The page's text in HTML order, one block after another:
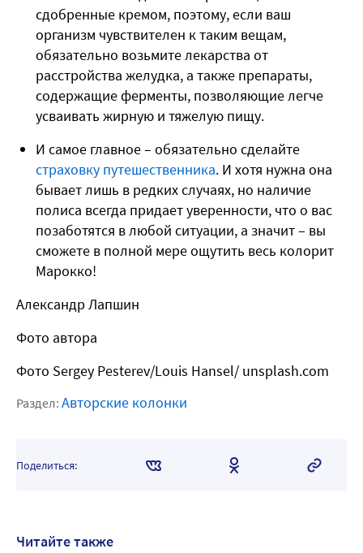
сдобренные кремом, поэтому, если ваш
организм чувствителен к таким вещам,
обязательно возьмите лекарства от
расстройства желудка, а также препараты,
содержащие ферменты, позволяющие легче
усваивать жирную и тяжелую пищу.
И самое главное – обязательно сделайте
страховку путешественника. И хотя нужна она
бывает лишь в редких случаях, но наличие
полиса всегда придает уверенности, что о вас
позаботятся в любой ситуации, а значит – вы
сможете в полной мере ощутить весь колорит
Марокко!
Александр Лапшин
Фото автора
Фото Sergey Pesterev/Louis Hansel/ unsplash.com
Раздел: Авторские колонки
Поделиться:
Читайте также